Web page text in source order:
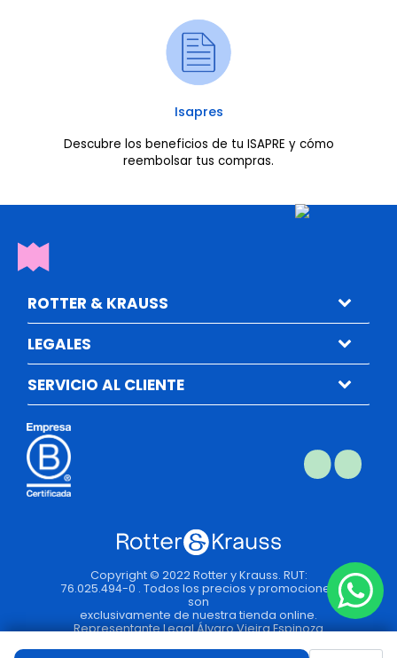
Isapres
Descubre los beneficios de tu ISAPRE y cómo
reembolsar tus compras.
ROTTER & KRAUSS
LEGALES
SERVICIO AL CLIENTE
Copyright © 2022 Rotter y Krauss. RUT:
76.025.494-0 . Todos los precios y promociones
son
exclusivamente de nuestra tienda online.
Representante Legal Álvaro Vieira Espinoza